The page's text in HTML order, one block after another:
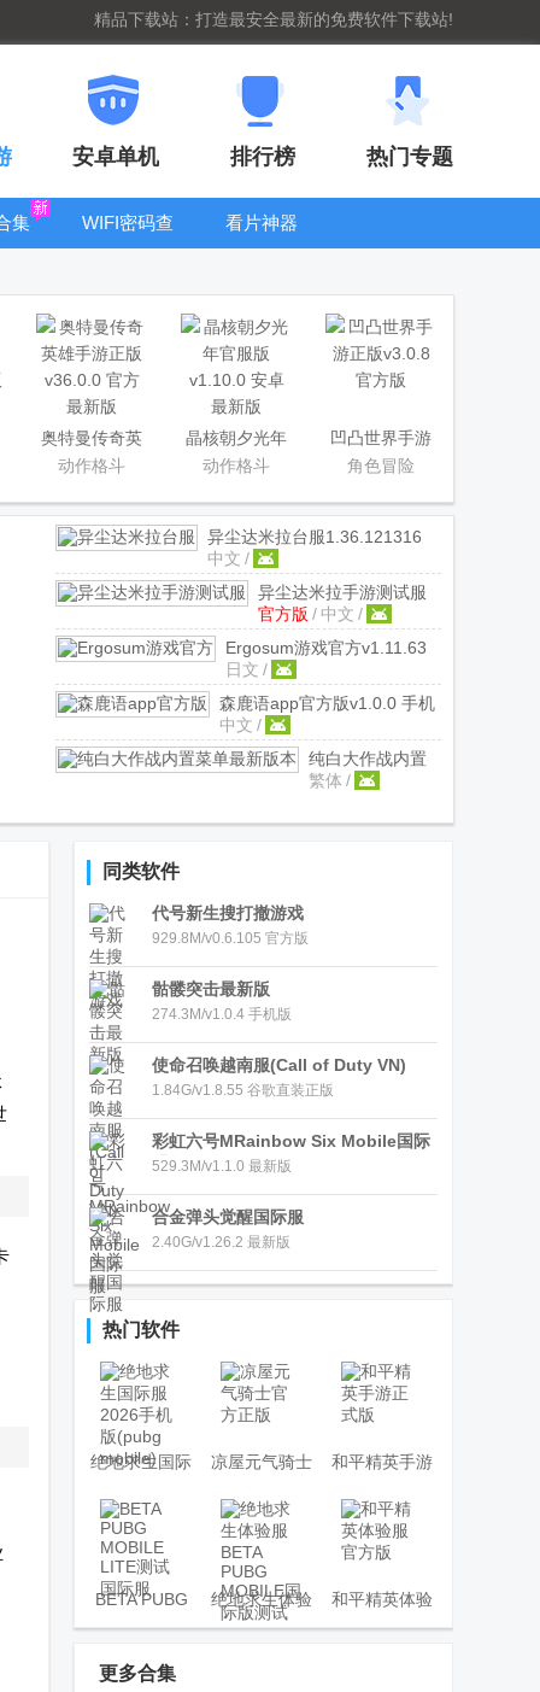
精品下载站：打造最安全最新的免费软件下载站!
安卓单机 排行榜 热门专题
集
WIFI密码查
看片神器
奥特曼传奇英
雄手游正版
动作格斗
晶核朝夕光年
官服版
动作格斗
凹凸世界手游
正版
角色冒险
异尘达米拉台服1.36.121316
手机版
中文 /
异尘达米拉手游测试服
1.101.532223 官方版
官方版 / 中文 /
Ergosum游戏官方v1.11.63
日服版
日文 /
森鹿语app官方版v1.0.0 手机
版
中文 /
纯白大作战内置
菜单最新版本
繁体 /
同类软件
代号新生搜打撤游戏
929.8M/v0.6.105 官方版
骷髅突击最新版
274.3M/v1.0.4 手机版
使命召唤越南服(Call of Duty VN)
1.84G/v1.8.55 谷歌直装正版
彩虹六号MRainbow Six Mobile国际
服
529.3M/v1.1.0 最新版
合金弹头觉醒国际服
2.40G/v1.26.2 最新版
热门软件
绝地求生国际
服2026手机版
(pubg mobile)
凉屋元气骑士
官方正版
和平精英手游
正式版
BETA PUBG
MOBILE LITE
测试国际服
绝地求生体验
服BETA
和平精英体验
服官方版
更多合集